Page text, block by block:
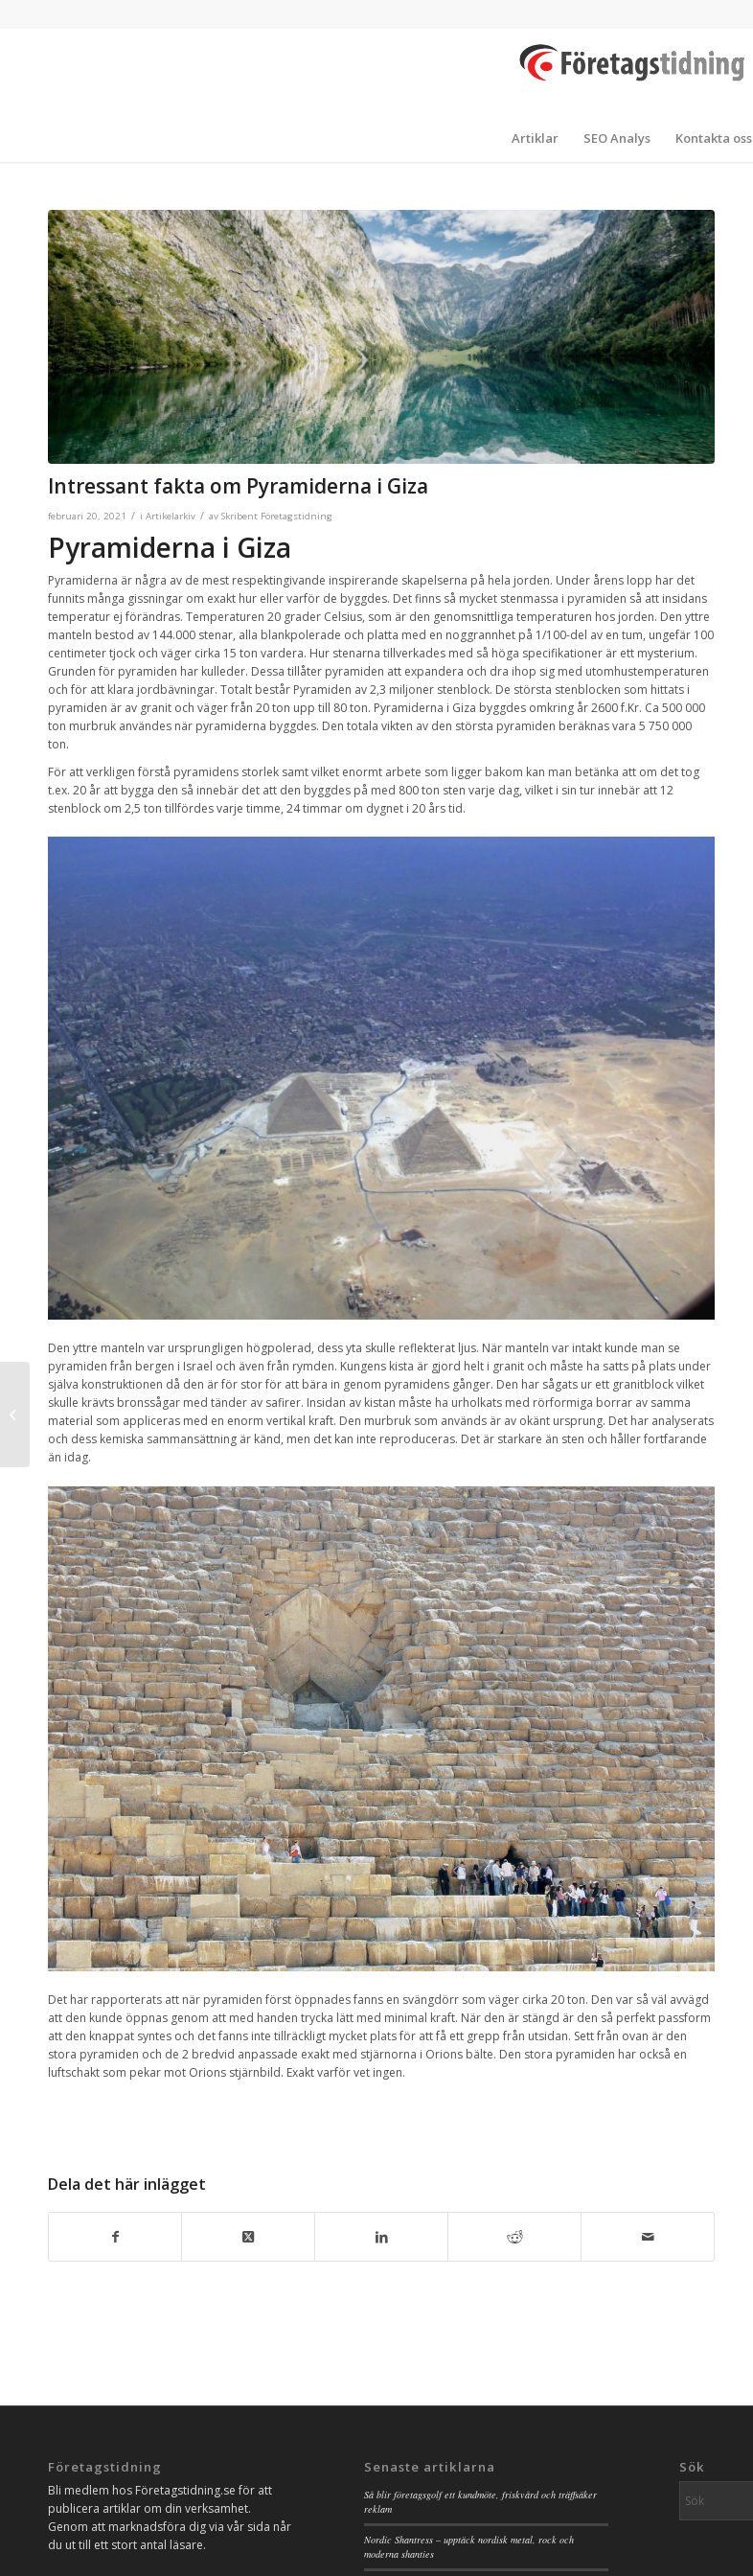
Artiklar SEO Analys Kontakta oss
Intressant fakta om Pyramiderna i Giza
februari 20, 2021 / i Artikelarkiv / av Skribent Företagstidning
Pyramiderna i Giza
Pyramiderna är några av de mest respektingivande inspirerande skapelserna på hela jorden. Under årens lopp har det
funnits många gissningar om exakt hur eller varför de byggdes. Det finns så mycket stenmassa i pyramiden så att insidans
temperatur ej förändras. Temperaturen 20 grader Celsius, som är den genomsnittliga temperaturen hos jorden. Den yttre
manteln bestod av 144.000 stenar, alla blankpolerade och platta med en noggrannhet på 1/100-del av en tum, ungefär 100
centimeter tjock och väger cirka 15 ton vardera. Hur stenarna tillverkades med så höga specifikationer är ett mysterium.
Grunden för pyramiden har kulleder. Dessa tillåter pyramiden att expandera och dra ihop sig med utomhustemperaturen
och för att klara jordbävningar. Totalt består Pyramiden av 2,3 miljoner stenblock. De största stenblocken som hittats i
pyramiden är av granit och väger från 20 ton upp till 80 ton. Pyramiderna i Giza byggdes omkring år 2600 f.Kr. Ca 500 000
ton murbruk användes när pyramiderna byggdes. Den totala vikten av den största pyramiden beräknas vara 5 750 000
ton.
För att verkligen förstå pyramidens storlek samt vilket enormt arbete som ligger bakom kan man betänka att om det tog
t.ex. 20 år att bygga den så innebär det att den byggdes på med 800 ton sten varje dag, vilket i sin tur innebär att 12
stenblock om 2,5 ton tillfördes varje timme, 24 timmar om dygnet i 20 års tid.
Den yttre manteln var ursprungligen högpolerad, dess yta skulle reflekterat ljus. När manteln var intakt kunde man se
pyramiden från bergen i Israel och även från rymden. Kungens kista är gjord helt i granit och måste ha satts på plats under
själva konstruktionen då den är för stor för att bära in genom pyramidens gånger. Den har sågats ur ett granitblock vilket
skulle krävts bronssågar med tänder av safirer. Insidan av kistan måste ha urholkats med rörformiga borrar av samma
material som appliceras med en enorm vertikal kraft. Den murbruk som används är av okänt ursprung. Det har analyserats
och dess kemiska sammansättning är känd, men det kan inte reproduceras. Det är starkare än sten och håller fortfarande
än idag.
Det har rapporterats att när pyramiden först öppnades fanns en svängdörr som väger cirka 20 ton. Den var så väl avvägd
att den kunde öppnas genom att med handen trycka lätt med minimal kraft. När den är stängd är den så perfekt passform
att den knappat syntes och det fanns inte tillräckligt mycket plats för att få ett grepp från utsidan. Sett från ovan är den
stora pyramiden och de 2 bredvid anpassade exakt med stjärnorna i Orions bälte. Den stora pyramiden har också en
luftschakt som pekar mot Orions stjärnbild. Exakt varför vet ingen.
Dela det här inlägget
Företagstidning
Bli medlem hos Företagstidning.se för att
publicera artiklar om din verksamhet.
Genom att marknadsföra dig via vår sida når
du ut till ett stort antal läsare.
Senaste artiklarna
Så blir företagsgolf ett kundmöte, friskvård och träffsäker
reklam
Nordic Shantress – upptäck nordisk metal, rock och
moderna shanties
Sök
Den nya vågen av
pyramidspel –
Sanningen bakom
bluffen!